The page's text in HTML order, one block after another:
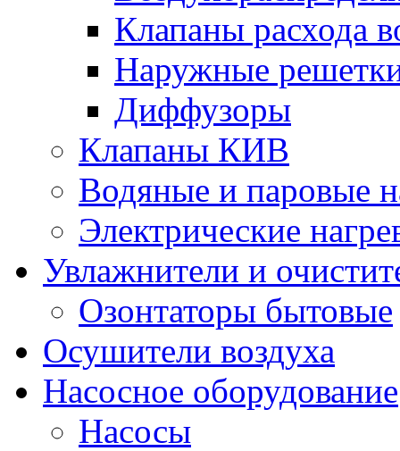
Клапаны расхода
Наружные
Диффузоры
Клапаны КИВ
Водяные и паровые
Электрические
Увлажнители и
Озонтаторы бытовые
Осушители воздуха
Насосное оборудование
Насосы